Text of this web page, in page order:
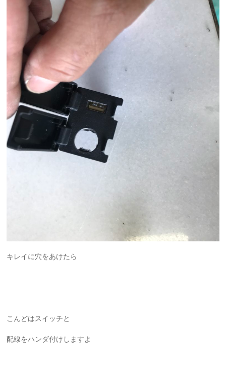
キレイに穴をあけたら
こんどはスイッチと
配線をハンダ付けしますよ